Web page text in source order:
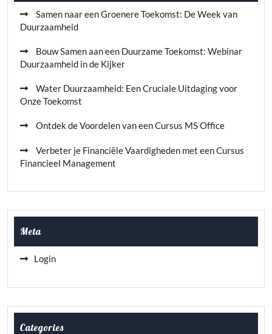
Samen naar een Groenere Toekomst: De Week van
Duurzaamheid
Bouw Samen aan een Duurzame Toekomst: Webinar
Duurzaamheid in de Kijker
Water Duurzaamheid: Een Cruciale Uitdaging voor
Onze Toekomst
Ontdek de Voordelen van een Cursus MS Office
Verbeter je Financiële Vaardigheden met een Cursus
Financieel Management
Meta
Login
Categories